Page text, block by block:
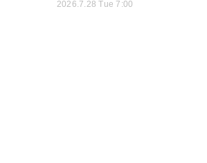
2026.7.28 Tue 7:00